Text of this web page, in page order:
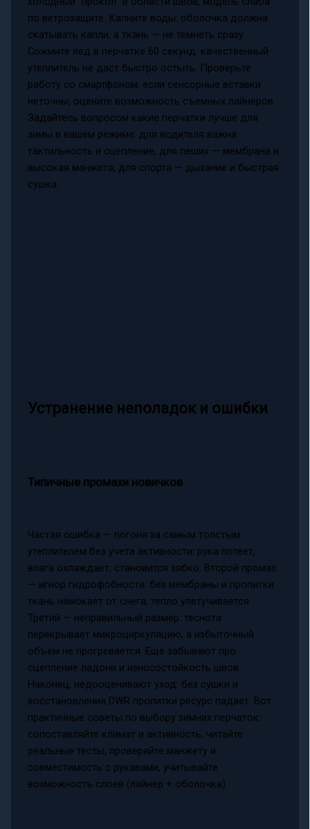
по ветрозащите. Капните воды: оболочка должна
скатывать капли, а ткань — не темнеть сразу.
Сожмите лед в перчатке 60 секунд: качественный
утеплитель не даст быстро остыть. Проверьте
работу со смартфоном; если сенсорные вставки
неточны, оцените возможность съемных лайнеров.
Задайтесь вопросом какие перчатки лучше для
зимы в вашем режиме: для водителя важна
тактильность и сцепление, для пеших — мембрана и
высокая манжета, для спорта — дыхание и быстрая
сушка.
Устранение неполадок и ошибки
Типичные промахи новичков
Частая ошибка — погоня за самым толстым
утеплителем без учета активности: рука потеет,
влага охлаждает, становится зябко. Второй промах
— игнор гидрофобности: без мембраны и пропитки
ткань намокает от снега, тепло улетучивается.
Третий — неправильный размер: теснота
перекрывает микроциркуляцию, а избыточный
объем не прогревается. Еще забывают про
сцепление ладони и износостойкость швов.
Наконец, недооценивают уход: без сушки и
восстановления DWR пропитки ресурс падает. Вот
практичные советы по выбору зимних перчаток:
сопоставляйте климат и активность, читайте
реальные тесты, проверяйте манжету и
совместимость с рукавами, учитывайте
возможность слоев (лайнер + оболочка).